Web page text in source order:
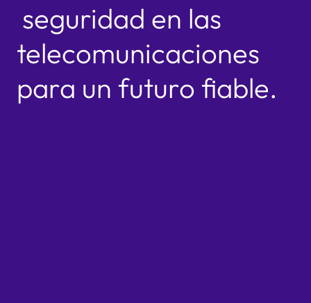
seguridad en las
telecomunicaciones
para un futuro fiable.